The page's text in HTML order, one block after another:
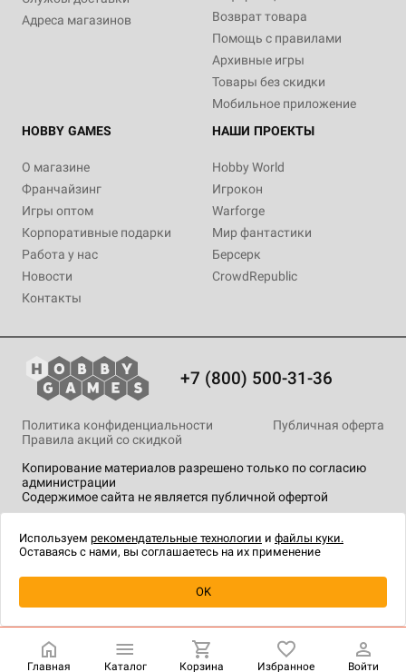
Купить
Адреса магазинов
Возврат товара
Помощь с правилами
Архивные игры
Товары без скидки
Мобильное приложение
HOBBY GAMES
О магазине
Франчайзинг
Игры оптом
Корпоративные подарки
Работа у нас
Новости
Контакты
НАШИ ПРОЕКТЫ
Hobby World
Игрокон
Warforge
Мир фантастики
Берсерк
CrowdRepublic
+7 (800) 500-31-36
Копирование материалов разрешено только по согласию
администрации
Содержимое сайта не является публичной офертой
Политика конфиденциальности
Публичная оферта
Правила акций со скидкой
технологии.
Главная Каталог Корзина Избранное Войти
Используем рекомендательные технологии и файлы куки.
Оставаясь с нами, вы соглашаетесь на их применение
OK